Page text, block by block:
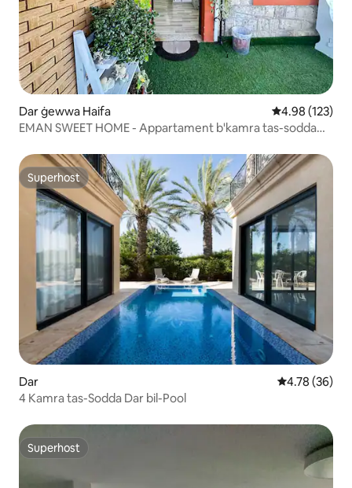
Dar ġewwa Haifa Rating medju
4.98 (123)
EMAN SWEET HOME - Appartament b'kamra tas-sodda
Superhost
Superhost
Dar Rating
4.78 (36)
4 Kamra tas-Sodda Dar bil-Pool
Superhost
Superhost